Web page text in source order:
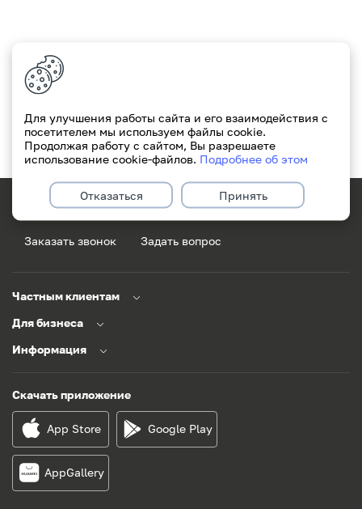
С уважением, Paritetbank
171 +375(29)311-49-49
Заказать звонок Задать вопрос
Частным клиентам
Для бизнеса
Информация
Скачать приложение
App Store Google Play
AppGallery
Для улучшения работы сайта и его взаимодействия с
посетителем мы используем файлы cookie.
Продолжая работу с сайтом, Вы разрешаете
использование cookie-файлов. Подробнее об этом
Отказаться Принять